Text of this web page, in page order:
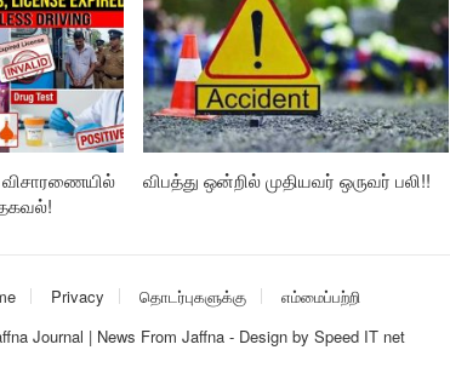
விசாரணையில்
விபத்து ஒன்றில் முதியவர் ஒருவர் பலி!!
Privacy தொடர்புகளுக்கு
எம்மைப்பற்றி
Journal | News From Jaffna - Design by Speed IT net